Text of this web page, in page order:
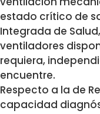
estado crítico de
Integrada de
ventiladores
requiera,
encuentre.
Respecto a la de
capacidad